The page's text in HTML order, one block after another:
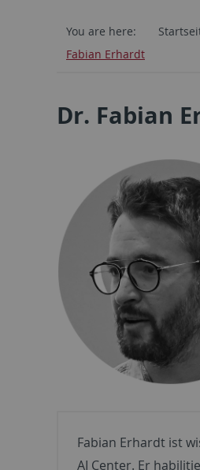
You are here:
Fabian Erhardt
Dr. Fabian
Fabian Erhardt ist
AI Center. Er